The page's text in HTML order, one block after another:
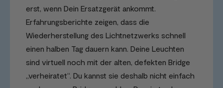
erst, wenn Dein Ersatzgerät ankommt.
Erfahrungsberichte zeigen, dass die
Wiederherstellung des Lichtnetzwerks schnell
einen halben Tag dauern kann. Deine Leuchten
sind virtuell noch mit der alten, defekten Bridge
„verheiratet“. Du kannst sie deshalb nicht einfach